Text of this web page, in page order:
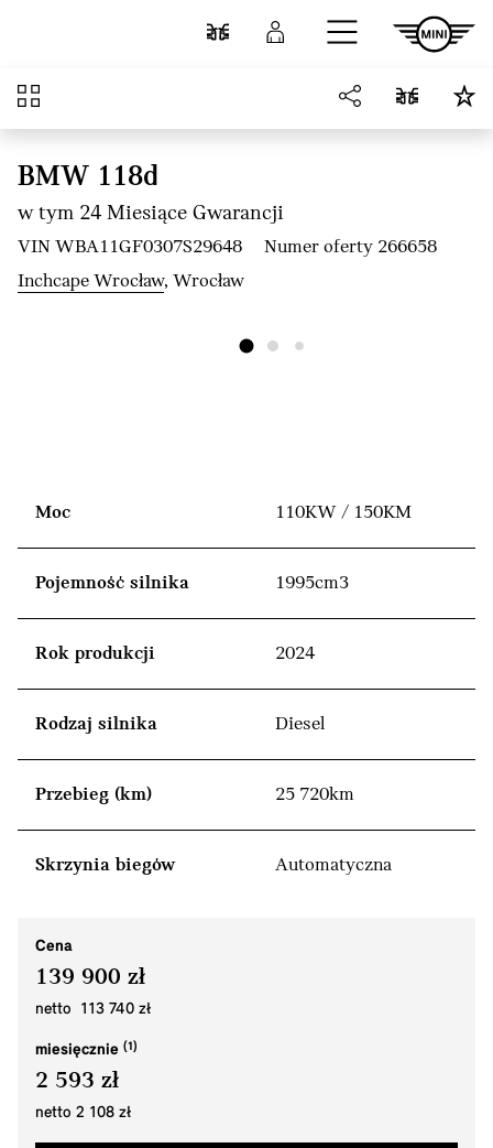
Przejdź do głównej treści
Porównaj Zaloguj się
Przegląd
BMW 118d
w tym 24 Miesiące Gwarancji
VIN WBA11GF0307S29648
Numer oferty 266658
Inchcape Wrocław, Wrocław
Moc 110KW / 150KM
Pojemność silnika 1995cm3
Rok produkcji 2024
Rodzaj silnika Diesel
Przebieg (km) 25 720km
Skrzynia biegów Automatyczna
Cena
139 900 zł
netto 113 740 zł
miesięcznie
2 593 zł
netto 2 108 zł